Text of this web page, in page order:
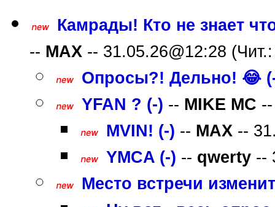
Камрады! Кто не знает
-- MAX -- 31.05.26@12:28
Опросы?! Дельно! 😂
YFAN ? (-) -- MIKE MC
MVIN! (-) -- MAX --
YMCA (-) -- qwerty --
Место встречи